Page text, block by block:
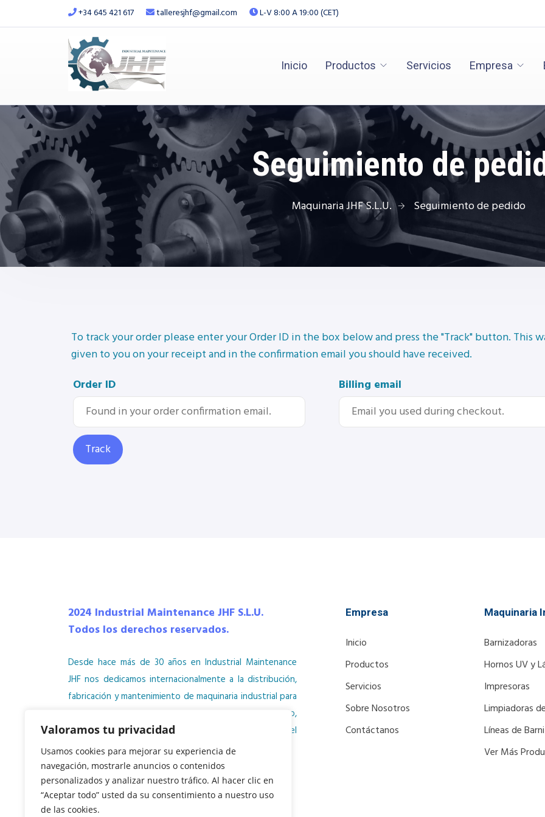
Valoramos tu privacidad
Usamos cookies para mejorar su experiencia de
navegación, mostrarle anuncios o contenidos
personalizados y analizar nuestro tráfico. Al hacer clic en
“Aceptar todo” usted da su consentimiento a nuestro uso
de las cookies.
+34 645 421 617 talleresjhf@gmail.com L-V 8:00 A 19:00 (CET)
Inicio Productos Servicios Empresa
Seguimiento de
Maquinaria JHF S.L.U. Seguimiento de pedido
To track your order please enter your Order ID in the box below and press the "Track" button. This
given to you on your receipt and in the confirmation email you should have received.
Order ID
Billing email
Track
2024 Industrial Maintenance JHF S.L.U.
Todos los derechos reservados.
Desde hace más de 30 años en Industrial Maintenance
JHF nos dedicamos internacionalmente a la distribución,
fabricación y mantenimiento de maquinaria industrial para
el acabado de superficies. Máquinas de barnizado,
recubrimiento, impresión digital y laminación para el
sector de la fabricación de muebles.
PRÓXIMAMENTE EN:
Empresa
Inicio
Productos
Servicios
Sobre Nosotros
Contáctanos
Maquinaria
Barnizadoras
Hornos UV y
Impresoras
Limpiadoras
Líneas de
Ver Más